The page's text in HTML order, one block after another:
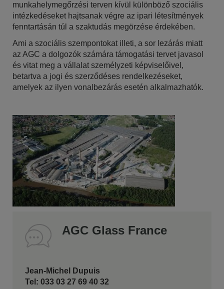
munkahelymegőrzési terven kívül különböző szociális
intézkedéseket hajtsanak végre az ipari létesítmények
fenntartásán túl a szaktudás megörzése érdekében.
Ami a szociális szempontokat illeti, a sor lezárás miatt
az AGC a dolgozók számára támogatási tervet javasol
és vitat meg a vállalat személyzeti képviselőivel,
betartva a jogi és szerződéses rendelkezéseket,
amelyek az ilyen vonalbezárás esetén alkalmazhatók.
AGC Glass France
Jean-Michel Dupuis
Tel: 033 03 27 69 40 32